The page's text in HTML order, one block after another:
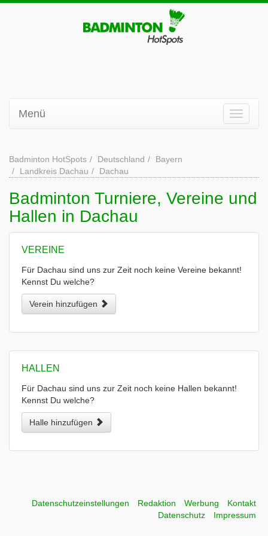
Menü
Badminton HotSpots Deutschland
Bayern
Landkreis Dachau
Dachau
Badminton Turniere, Vereine und
Hallen in Dachau
VEREINE
Für Dachau sind uns zur Zeit noch keine Vereine bekannt!
Kennst Du welche?
Verein hinzufügen
HALLEN
Für Dachau sind uns zur Zeit noch keine Hallen bekannt!
Kennst Du welche?
Halle hinzufügen
Datenschutzeinstellungen Redaktion Werbung
Kontakt
Datenschutz
Impressum